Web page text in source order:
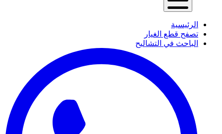
الرئيسية
تصفح قطع الغيار
الباحث في التشاليح